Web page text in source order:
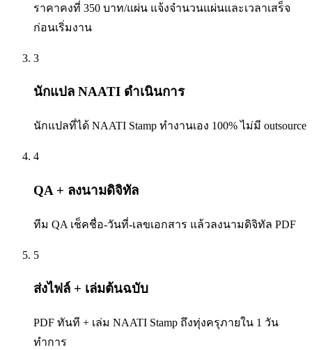
ราคาคงที่ 350 บาท/แผ่น แจ้งจำนวนแผ่นและเวลาเสร็จ
ก่อนเริ่มงาน
3
นักแปล NAATI ดำเนินการ
นักแปลที่ได้ NAATI Stamp ทำงานเอง 100% ไม่มี outsource
4
QA + ลงนามดิจิทัล
ทีม QA เช็คชื่อ-วันที่-เลขเอกสาร แล้วลงนามดิจิทัล PDF
5
ส่งไฟล์ + เล่มต้นฉบับ
PDF ทันที + เล่ม NAATI Stamp ถึงทุ่งครุภายใน 1 วัน
ทำการ